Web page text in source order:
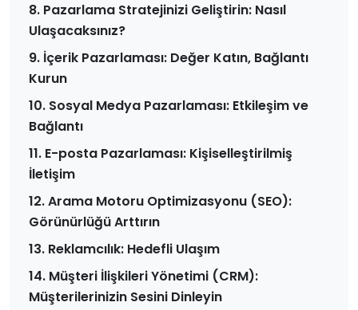
8. Pazarlama Stratejinizi Geliştirin: Nasıl
Ulaşacaksınız?
9. İçerik Pazarlaması: Değer Katın, Bağlantı
Kurun
10. Sosyal Medya Pazarlaması: Etkileşim ve
Bağlantı
11. E-posta Pazarlaması: Kişiselleştirilmiş
İletişim
12. Arama Motoru Optimizasyonu (SEO):
Görünürlüğü Arttırın
13. Reklamcılık: Hedefli Ulaşım
14. Müşteri İlişkileri Yönetimi (CRM):
Müşterilerinizin Sesini Dinleyin